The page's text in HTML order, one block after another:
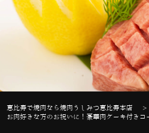
恵比寿で焼肉なら焼肉うしみつ恵比寿本店
お肉好きな方のお祝いに！豪華肉ケーキ付き